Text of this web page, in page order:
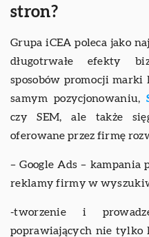
stron?
Grupa iCEA poleca jako
długotrwałe efekty
sposobów promocji marki
samym pozycjonowaniu,
czy SEM, ale także
oferowane przez firmę
– Google Ads – kampania
reklamy firmy w
-tworzenie i
poprawiających nie tylko